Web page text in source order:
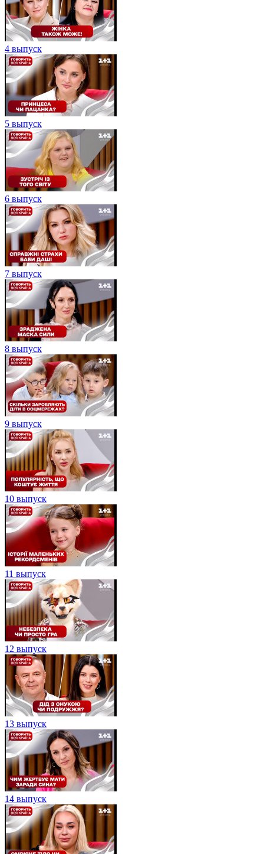
4 выпуск
5 выпуск
6 выпуск
7 выпуск
8 выпуск
9 выпуск
10 выпуск
11 выпуск
12 выпуск
13 выпуск
14 выпуск